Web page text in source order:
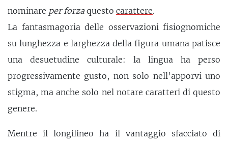
nominare per forzaquesto carattere.
La fantasmagoria delle osservazioni fisiognomiche
su lunghezza e larghezza della figura umana patisce
una desuetudine culturale: la lingua ha perso
progressivamente gusto, non solo nell’apporvi uno
stigma, ma anche solo nel notare caratteri di questo
genere.
Mentre il longilineo ha il vantaggio sfacciato di